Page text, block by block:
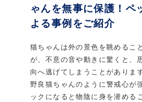
ゃんを無事に保護！ペ
よる事例をご紹介
猫ちゃんは外の景色を眺めるこ
が、不意の音や動きに驚くと、
向へ逃げてしまうことがありま
野良猫ちゃんのように警戒心が
ックになると物陰に身を潜める